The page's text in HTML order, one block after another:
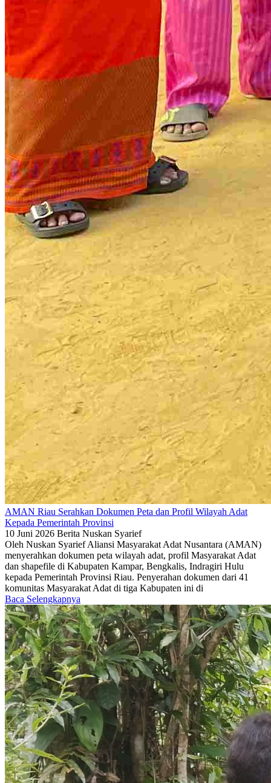
AMAN Riau Serahkan Dokumen Peta dan Profil Wilayah Adat
Kepada Pemerintah Provinsi
10 Juni 2026 Berita Nuskan Syarief
Oleh Nuskan Syarief Aliansi Masyarakat Adat Nusantara (AMAN)
menyerahkan dokumen peta wilayah adat, profil Masyarakat Adat
dan shapefile di Kabupaten Kampar, Bengkalis, Indragiri Hulu
kepada Pemerintah Provinsi Riau. Penyerahan dokumen dari 41
komunitas Masyarakat Adat di tiga Kabupaten ini di
Baca Selengkapnya